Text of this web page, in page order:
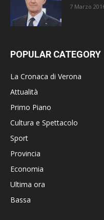
7 Marzo
POPULAR CATEGORY
La Cronaca di Verona
Attualità
Primo Piano
Cultura e Spettacolo
Sport
Provincia
Economia
Ultima ora
Bassa